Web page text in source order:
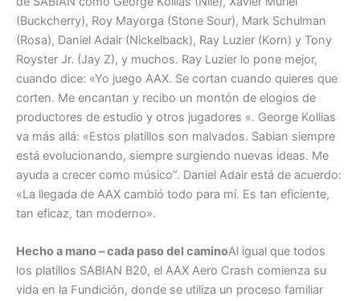
(Buckcherry), Roy Mayorga (Stone Sour), Mark Schulman
(Rosa), Daniel Adair (Nickelback), Ray Luzier (Korn) y Tony
Royster Jr. (Jay Z), y muchos. Ray Luzier lo pone mejor,
cuando dice: «Yo juego AAX. Se cortan cuando quieres que
corten. Me encantan y recibo un montón de elogios de
productores de estudio y otros jugadores «. George Kollias
va más allá: «Estos platillos son malvados. Sabian siempre
está evolucionando, siempre surgiendo nuevas ideas. Me
ayuda a crecer como músico”. Daniel Adair está de acuerdo:
«La llegada de AAX cambió todo para mí. Es tan eficiente,
tan eficaz, tan moderno».
Hecho a mano – cada paso del caminoAl igual que todos
los platillos SABIAN B20, el AAX Aero Crash comienza su
vida en la Fundición, donde se utiliza un proceso familiar